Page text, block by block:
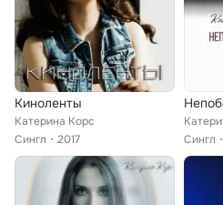
Киноленты
Катерина Корс
Сингл
2017
Сингл